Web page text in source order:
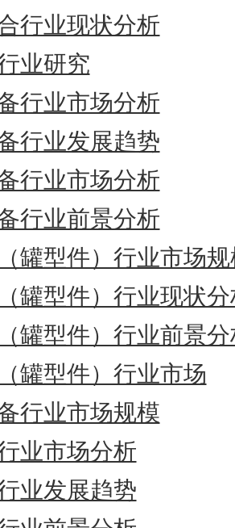
行业现状分析
业研究
行业市场分析
行业发展趋势
行业市场分析
行业前景分析
罐型件）行业市场规
罐型件）行业现状分
罐型件）行业前景分
罐型件）行业市场
行业市场规模
业市场分析
业发展趋势